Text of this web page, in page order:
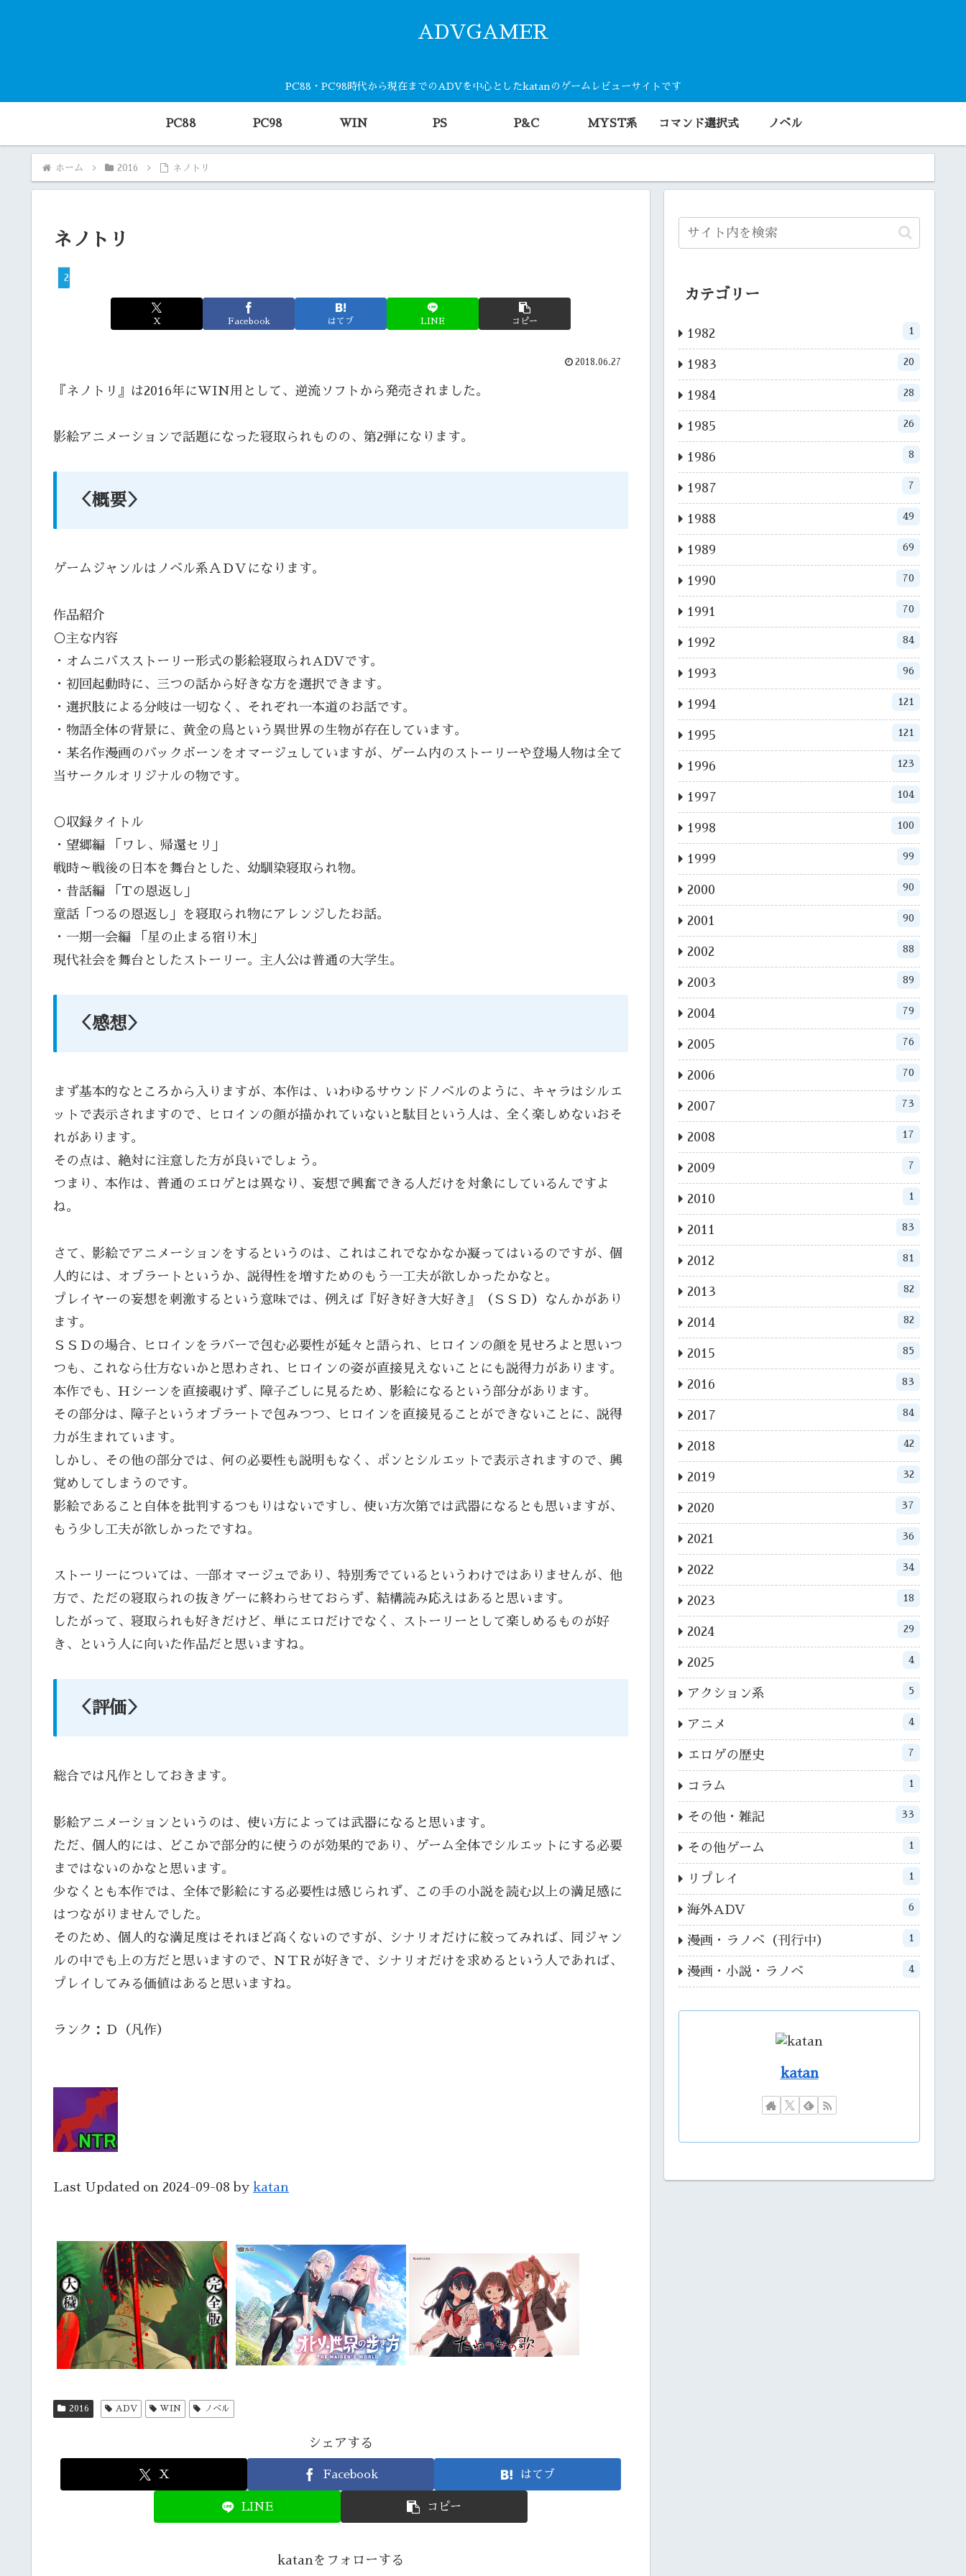
ADVGAMER
PC88・PC98時代から現在までのADVを中心としたkatanのゲームレビューサイトです
PC88 PC98 WIN PS P&C MYST系 コマンド選択式 ノベル
ホーム 2016 ネノトリ
ネノトリ
2016
X Facebook はてブ LINE コピー
2018.06.27
『ネノトリ』は2016年にWIN用として、逆流ソフトから発売されました。
影絵アニメーションで話題になった寝取られものの、第2弾になります。
＜概要＞
ゲームジャンルはノベル系ＡＤＶになります。
作品紹介
○主な内容
・オムニバスストーリー形式の影絵寝取られADVです。
・初回起動時に、三つの話から好きな方を選択できます。
・選択肢による分岐は一切なく、それぞれ一本道のお話です。
・物語全体の背景に、黄金の鳥という異世界の生物が存在しています。
・某名作漫画のバックボーンをオマージュしていますが、ゲーム内のストーリーや登場人物は全て
当サークルオリジナルの物です。
○収録タイトル
・望郷編 「ワレ、帰還セリ」
戦時～戦後の日本を舞台とした、幼馴染寝取られ物。
・昔話編 「Tの恩返し」
童話「つるの恩返し」を寝取られ物にアレンジしたお話。
・一期一会編 「星の止まる宿り木」
現代社会を舞台としたストーリー。主人公は普通の大学生。
＜感想＞
まず基本的なところから入りますが、本作は、いわゆるサウンドノベルのように、キャラはシルエ
ットで表示されますので、ヒロインの顔が描かれていないと駄目という人は、全く楽しめないおそ
れがあります。
その点は、絶対に注意した方が良いでしょう。
つまり、本作は、普通のエロゲとは異なり、妄想で興奮できる人だけを対象にしているんですよ
ね。
さて、影絵でアニメーションをするというのは、これはこれでなかなか凝ってはいるのですが、個
人的には、オブラートというか、説得性を増すためのもう一工夫が欲しかったかなと。
プレイヤーの妄想を刺激するという意味では、例えば『好き好き大好き』（ＳＳＤ）なんかがあり
ます。
ＳＳＤの場合、ヒロインをラバーで包む必要性が延々と語られ、ヒロインの顔を見せろよと思いつ
つも、これなら仕方ないかと思わされ、ヒロインの姿が直接見えないことにも説得力があります。
本作でも、Ｈシーンを直接覗けず、障子ごしに見るため、影絵になるという部分があります。
その部分は、障子というオブラートで包みつつ、ヒロインを直接見ることができないことに、説得
力が生まれています。
しかし、その他の部分では、何の必要性も説明もなく、ポンとシルエットで表示されますので、興
覚めしてしまうのです。
影絵であること自体を批判するつもりはないですし、使い方次第では武器になるとも思いますが、
もう少し工夫が欲しかったですね。
ストーリーについては、一部オマージュであり、特別秀でているというわけではありませんが、他
方で、ただの寝取られの抜きゲーに終わらせておらず、結構読み応えはあると思います。
したがって、寝取られも好きだけど、単にエロだけでなく、ストーリーとして楽しめるものが好
き、という人に向いた作品だと思いますね。
＜評価＞
総合では凡作としておきます。
影絵アニメーションというのは、使い方によっては武器になると思います。
ただ、個人的には、どこかで部分的に使うのが効果的であり、ゲーム全体でシルエットにする必要
まではないのかなと思います。
少なくとも本作では、全体で影絵にする必要性は感じられず、この手の小説を読む以上の満足感に
はつながりませんでした。
そのため、個人的な満足度はそれほど高くないのですが、シナリオだけに絞ってみれば、同ジャン
ルの中でも上の方だと思いますので、ＮＴＲが好きで、シナリオだけを求めるという人であれば、
プレイしてみる価値はあると思いますね。
ランク：Ｄ（凡作）
Last Updated on 2024-09-08 by katan
2016 ADV WIN ノベル
シェアする
X Facebook はてブ
LINE コピー
katanをフォローする
カテゴリー
1982 1
1983 20
1984 28
1985 26
1986 8
1987 7
1988 49
1989 69
1990 70
1991 70
1992 84
1993 96
1994 121
1995 121
1996 123
1997 104
1998 100
1999 99
2000 90
2001 90
2002 88
2003 89
2004 79
2005 76
2006 70
2007 73
2008 17
2009 7
2010 1
2011 83
2012 81
2013 82
2014 82
2015 85
2016 83
2017 84
2018 42
2019 32
2020 37
2021 36
2022 34
2023 18
2024 29
2025 4
アクション系 5
アニメ 4
エロゲの歴史 7
コラム 1
その他・雑記 33
その他ゲーム 1
リプレイ 1
海外ADV 6
漫画・ラノベ（刊行中） 1
漫画・小説・ラノベ 4
katan